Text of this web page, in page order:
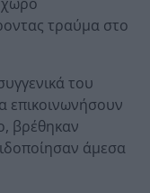
τραύμα στο
του
βρέθηκαν
άμεσα